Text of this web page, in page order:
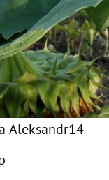
Aleksandr14
день
пришел, но пока